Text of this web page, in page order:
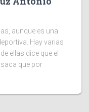
aunque es una
Hay varias
ellas dice que el
que por